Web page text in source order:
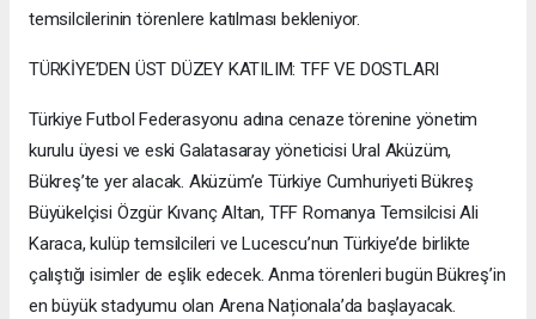
temsilcilerinin törenlere katılması bekleniyor.
TÜRKİYE’DEN ÜST DÜZEY KATILIM: TFF VE DOSTLARI
Türkiye Futbol Federasyonu adına cenaze törenine yönetim
kurulu üyesi ve eski Galatasaray yöneticisi Ural Aküzüm,
Bükreş’te yer alacak. Aküzüm’e Türkiye Cumhuriyeti Bükreş
Büyükelçisi Özgür Kıvanç Altan, TFF Romanya Temsilcisi Ali
Karaca, kulüp temsilcileri ve Lucescu’nun Türkiye’de birlikte
çalıştığı isimler de eşlik edecek. Anma törenleri bugün Bükreş’in
en büyük stadyumu olan Arena Naționala’da başlayacak.